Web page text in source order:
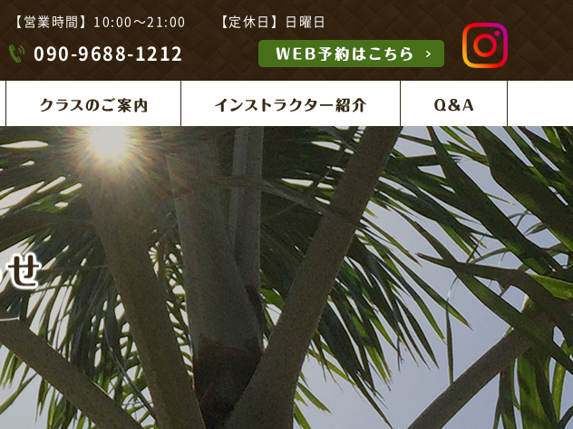
【営業時間】10:00～21:00 【定休日】日曜日
090-9688-1212